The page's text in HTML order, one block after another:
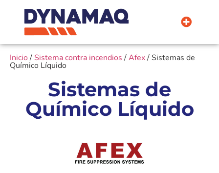
Inicio/ Sistema contra incendios /Afex/ Sistemas de
Químico Líquido
Sistemas de
Químico Líquido